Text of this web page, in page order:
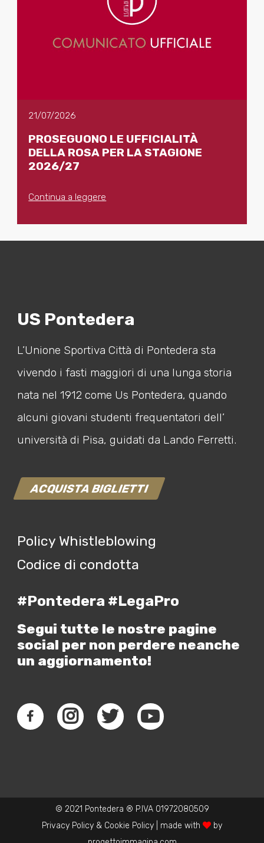
21/07/2026
PROSEGUONO LE UFFICIALITÀ
DELLA ROSA PER LA STAGIONE
2026/27
Continua a leggere
US Pontedera
L’Unione Sportiva Città di Pontedera sta
vivendo i fasti maggiori di una lunga storia
nata nel 1912 come Us Pontedera, quando
alcuni giovani studenti frequentatori dell’
università di Pisa, guidati da Lando Ferretti.
ACQUISTA BIGLIETTI
Policy Whistleblowing
Codice di condotta
#Pontedera #LegaPro
Segui tutte le nostre pagine
social per non perdere neanche
un aggiornamento!
© 2021 Pontedera ® P.IVA 01972080509
Privacy Policy & Cookie Policy | made with
by